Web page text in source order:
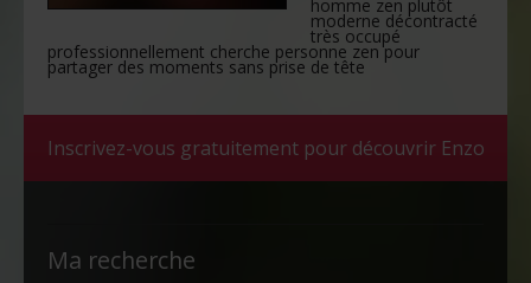
homme zen plutôt
moderne décontracté
très occupé
professionnellement cherche personne zen pour
partager des moments sans prise de tête
Inscrivez-vous gratuitement pour découvrir Enzo
Ma recherche